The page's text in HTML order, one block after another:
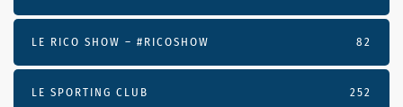
LE RICO SHOW – #RICOSHOW 82
LE SPORTING CLUB 252